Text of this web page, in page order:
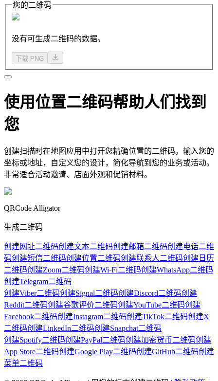
您的二维码
没有可生成二维码的数据。
下载 PNG
使用位置二维码帮助人们找到
您
创建扫描时在地图应用中打开您精确位置的二维码。输入您的
坐标或地址，自定义您的设计，简化导航到您的业务或活动。
非常适合活动邀请、店面外观和促销材料。
QRCode Alligator
生成二维码
创建网址二维码创建文本二维码创建邮箱二维码创建电话二维
码创建短信二维码创建位置二维码创建联系人二维码创建日历
二维码创建Zoom二维码创建Wi-Fi二维码创建WhatsApp二维码
创建Telegram二维码
创建Viber二维码创建Signal二维码创建Discord二维码创建
Reddit二维码创建谷歌评价二维码创建YouTube二维码创建
Facebook二维码创建Instagram二维码创建TikTok二维码创建X
二维码创建LinkedIn二维码创建Snapchat二维码
创建Spotify二维码创建PayPal二维码创建加密货币二维码创建
App Store二维码创建Google Play二维码创建GitHub二维码创建
菜单二维码